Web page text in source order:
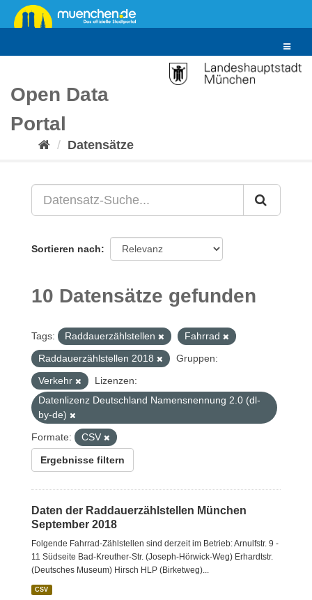
Überspringen
zum
Toggle
Open Data
Portal
Datensätze
Sortieren nach
10 Datensätze gefunden
Tags: Raddauerzählstellen
Fahrrad
Raddauerzählstellen 2018
Gruppen:
Verkehr
Lizenzen:
Datenlizenz Deutschland Namensnennung 2.0 (dl-
by-de)
Formate:
CSV
Ergebnisse filtern
Daten der Raddauerzählstellen München
September 2018
Folgende Fahrrad-Zählstellen sind derzeit im Betrieb: Arnulfstr. 9 -
11 Südseite Bad-Kreuther-Str. (Joseph-Hörwick-Weg) Erhardtstr.
(Deutsches Museum) Hirsch HLP (Birketweg)...
CSV